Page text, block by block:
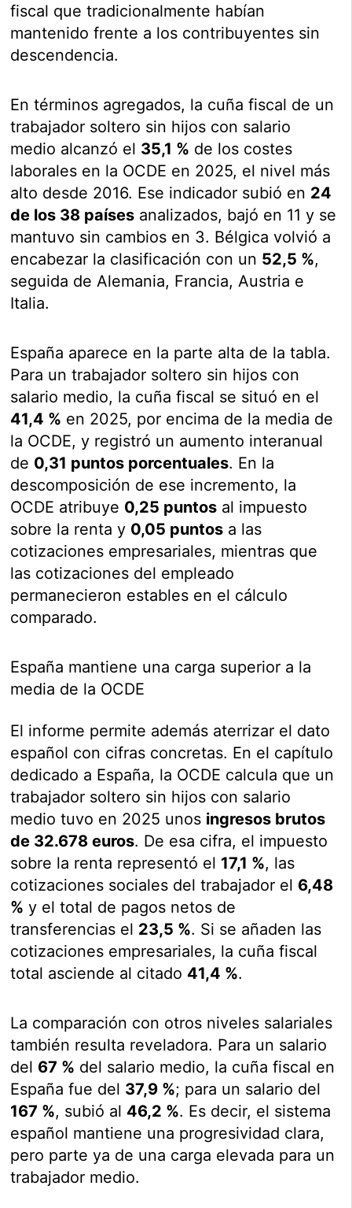
fiscal que tradicionalmente habían
mantenido frente a los contribuyentes sin
descendencia.
En términos agregados, la cuña fiscal de un
trabajador soltero sin hijos con salario
medio alcanzó el 35,1 % de los costes
laborales en la OCDE en 2025, el nivel más
alto desde 2016. Ese indicador subió en 24
de los 38 países analizados, bajó en 11 y se
mantuvo sin cambios en 3. Bélgica volvió a
encabezar la clasificación con un 52,5 %,
seguida de Alemania, Francia, Austria e
Italia.
España aparece en la parte alta de la tabla.
Para un trabajador soltero sin hijos con
salario medio, la cuña fiscal se situó en el
41,4 % en 2025, por encima de la media de
la OCDE, y registró un aumento interanual
de 0,31 puntos porcentuales. En la
descomposición de ese incremento, la
OCDE atribuye 0,25 puntos al impuesto
sobre la renta y 0,05 puntos a las
cotizaciones empresariales, mientras que
las cotizaciones del empleado
permanecieron estables en el cálculo
comparado.
España mantiene una carga superior a la
media de la OCDE
El informe permite además aterrizar el dato
español con cifras concretas. En el capítulo
dedicado a España, la OCDE calcula que un
trabajador soltero sin hijos con salario
medio tuvo en 2025 unos ingresos brutos
de 32.678 euros. De esa cifra, el impuesto
sobre la renta representó el 17,1 %, las
cotizaciones sociales del trabajador el 6,48
% y el total de pagos netos de
transferencias el 23,5 %. Si se añaden las
cotizaciones empresariales, la cuña fiscal
total asciende al citado 41,4 %.
La comparación con otros niveles salariales
también resulta reveladora. Para un salario
del 67 % del salario medio, la cuña fiscal en
España fue del 37,9 %; para un salario del
167 %, subió al 46,2 %. Es decir, el sistema
español mantiene una progresividad clara,
pero parte ya de una carga elevada para un
trabajador medio.